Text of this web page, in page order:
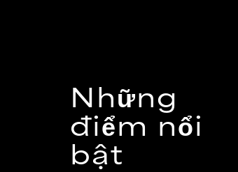
Những
điểm nổi
bật